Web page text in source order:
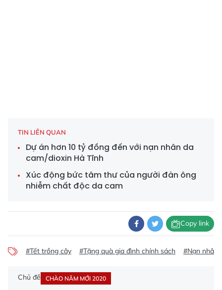
TIN LIÊN QUAN
Dự án hơn 10 tỷ đồng đến với nạn nhân da
cam/dioxin Hà Tĩnh
Xúc động bức tâm thư của người đàn ông
nhiễm chất độc da cam
Copy link
#Tết trồng cây #Tặng quà gia đình chính sách #Nạn nhân
Chủ đề CHÀO NĂM MỚI 2020